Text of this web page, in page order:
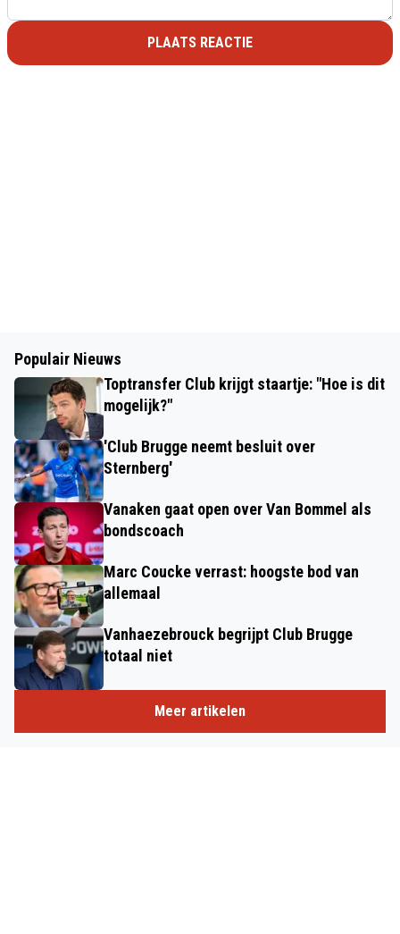
PLAATS REACTIE
Populair Nieuws
Toptransfer Club krijgt staartje: "Hoe is dit
mogelijk?"
'Club Brugge neemt besluit over
Sternberg'
Vanaken gaat open over Van Bommel als
bondscoach
Marc Coucke verrast: hoogste bod van
allemaal
Vanhaezebrouck begrijpt Club Brugge
totaal niet
Meer artikelen